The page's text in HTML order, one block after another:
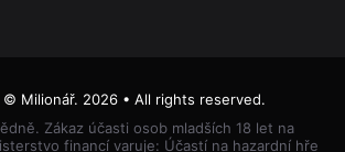
© Milionář. 2026 • All rights reserved.
Zákaz účasti osob mladších 18 let na
financí varuje: Účastí na hazardní hře